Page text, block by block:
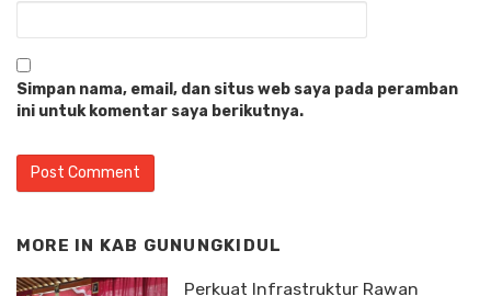
Simpan nama, email, dan situs web saya pada peramban
ini untuk komentar saya berikutnya.
MORE IN KAB GUNUNGKIDUL
Perkuat Infrastruktur Rawan